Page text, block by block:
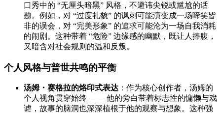
口秀中的 “无厘头暗黑” 风格，不避讳尖锐或尴尬的话
题。例如，对 “过度礼貌” 的讽刺可能演变成一场啼笑皆
非的误会，对 “完美形象” 的追求可能沦为一场自我消耗
的闹剧。这种带着 “危险” 边缘感的幽默，既让人捧腹，
又暗含对社会规则的温和反叛。
个人风格与普世共鸣的平衡
汤姆・赛格拉的烙印式表达 ：作为核心创作者，汤姆的
个人视角贯穿始终 —— 他的旁白带着标志性的慵懒与戏
谑，故事的脑洞也深深植根于他的观察与想象。这种强